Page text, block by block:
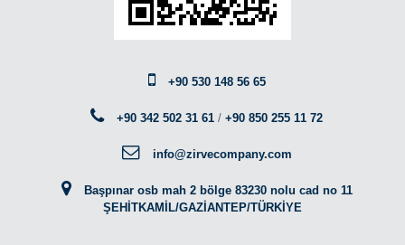
+90 530 148 56 65
+90 342 502 31 61 /+90 850 255 11 72
info@zirvecompany.com
Başpınar osb mah 2 bölge 83230 nolu cad no 11
ŞEHİTKAMİL/GAZİANTEP/TÜRKİYE